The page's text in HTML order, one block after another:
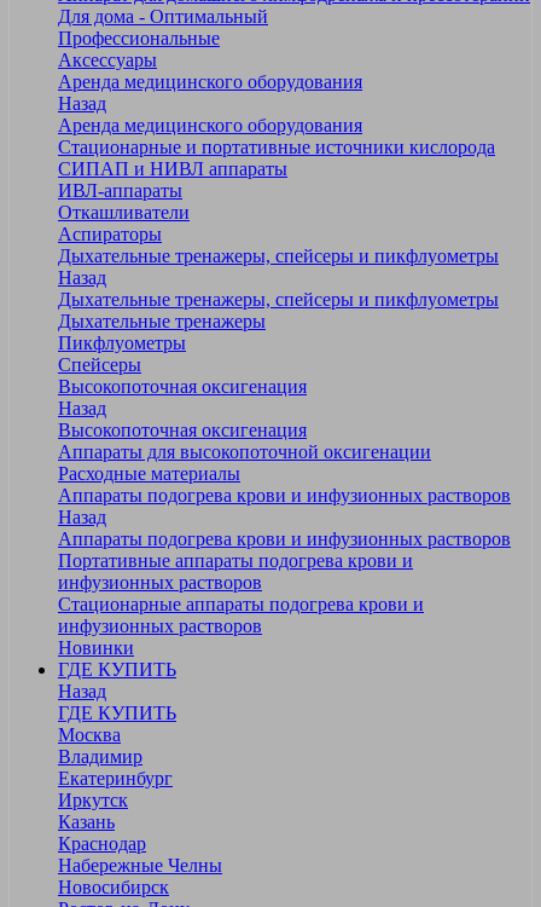
Для дома - Оптимальный
Профессиональные
Аксессуары
Аренда медицинского оборудования
Назад
Аренда медицинского оборудования
Стационарные и портативные источники кислорода
СИПАП и НИВЛ аппараты
ИВЛ-аппараты
Откашливатели
Аспираторы
Дыхательные тренажеры, спейсеры и пикфлуометры
Назад
Дыхательные тренажеры, спейсеры и пикфлуометры
Дыхательные тренажеры
Пикфлуометры
Спейсеры
Высокопоточная оксигенация
Назад
Высокопоточная оксигенация
Аппараты для высокопоточной оксигенации
Расходные материалы
Аппараты подогрева крови и инфузионных растворов
Назад
Аппараты подогрева крови и инфузионных растворов
Портативные аппараты подогрева крови и
инфузионных растворов
Стационарные аппараты подогрева крови и
инфузионных растворов
Новинки
ГДЕ КУПИТЬ
Назад
ГДЕ КУПИТЬ
Москва
Владимир
Екатеринбург
Иркутск
Казань
Краснодар
Набережные Челны
Новосибирск